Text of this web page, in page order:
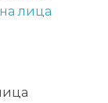
лица